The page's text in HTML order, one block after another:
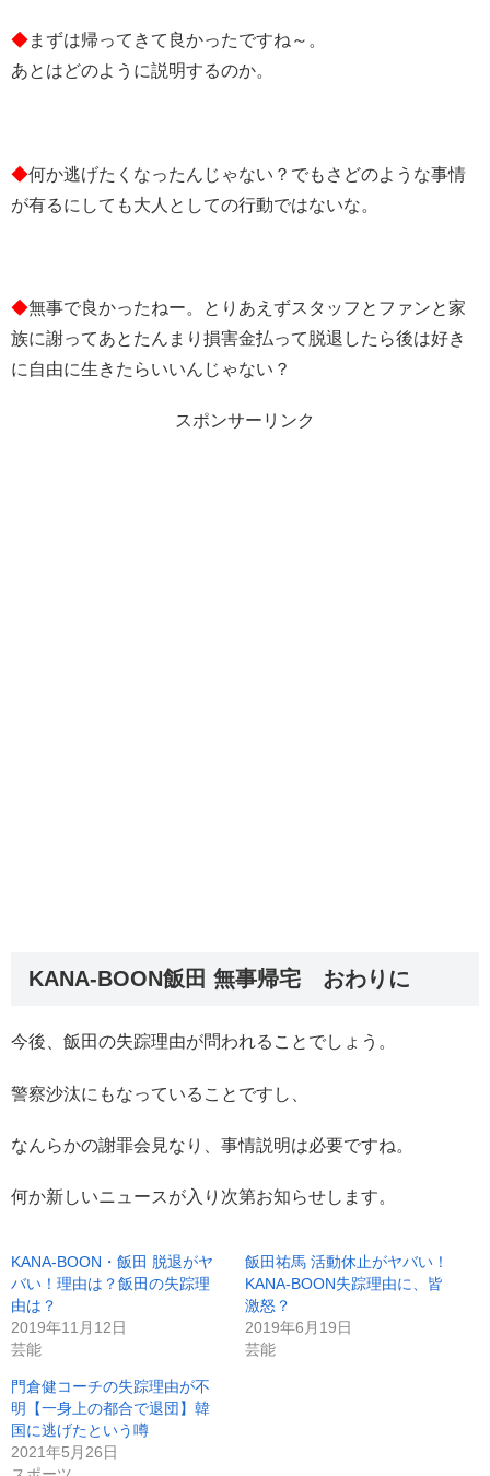
◆まずは帰ってきて良かったですね～。
あとはどのように説明するのか。
◆何か逃げたくなったんじゃない？でもさどのような事情
が有るにしても大人としての行動ではないな。
◆無事で良かったねー。とりあえずスタッフとファンと家
族に謝ってあとたんまり損害金払って脱退したら後は好き
に自由に生きたらいいんじゃない？
スポンサーリンク
KANA-BOON飯田 無事帰宅 おわりに
今後、飯田の失踪理由が問われることでしょう。
警察沙汰にもなっていることですし、
なんらかの謝罪会見なり、事情説明は必要ですね。
何か新しいニュースが入り次第お知らせします。
KANA-BOON・飯田 脱退がヤ
バい！理由は？飯田の失踪理
由は？
2019年11月12日
芸能
飯田祐馬 活動休止がヤバい！
KANA-BOON失踪理由に、皆
激怒？
2019年6月19日
芸能
門倉健コーチの失踪理由が不
明【一身上の都合で退団】韓
国に逃げたという噂
2021年5月26日